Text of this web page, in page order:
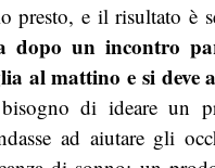
presto, e il risultato è
dopo un incontro
al mattino e si
di ideare un
ad aiutare gli